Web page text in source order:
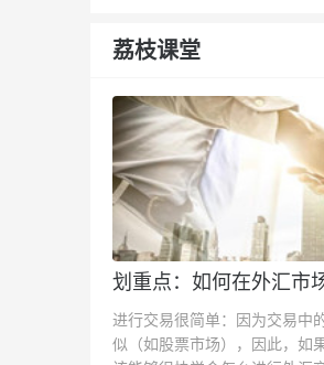
荔枝课堂
划重点：如何在外汇市
进行交易很简单：因为交易中
似（如股票市场），因此，如